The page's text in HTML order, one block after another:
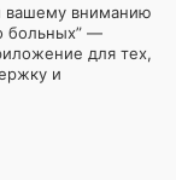
вашему вниманию
больных” —
для тех,
и